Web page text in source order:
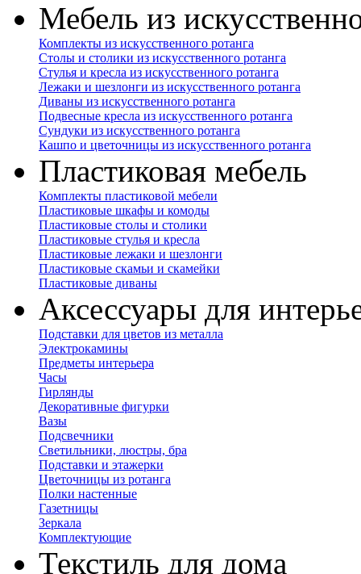
Мебель из
Комплекты из искусственного ротанга
Столы и столики из искусственного ротанга
Стулья и кресла из искусственного ротанга
Лежаки и шезлонги из искусственного ротанга
Диваны из искусственного ротанга
Подвесные кресла из искусственного ротанга
Сундуки из искусственного ротанга
Кашпо и цветочницы из искусственного ротанга
Пластиковая мебель
Комплекты пластиковой мебели
Пластиковые шкафы и комоды
Пластиковые столы и столики
Пластиковые стулья и кресла
Пластиковые лежаки и шезлонги
Пластиковые скамьи и скамейки
Пластиковые диваны
Аксессуары для
Подставки для цветов из металла
Электрокамины
Предметы интерьера
Часы
Гирлянды
Декоративные фигурки
Вазы
Подсвечники
Светильники, люстры, бра
Подставки и этажерки
Цветочницы из ротанга
Полки настенные
Газетницы
Зеркала
Комплектующие
Текстиль для дома